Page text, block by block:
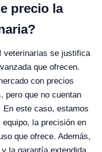
precio la
veterinarias se justifica
que ofrecen.
con precios
pero que no cuentan
este caso, estamos
equipo, la precisión en
que ofrece. Además,